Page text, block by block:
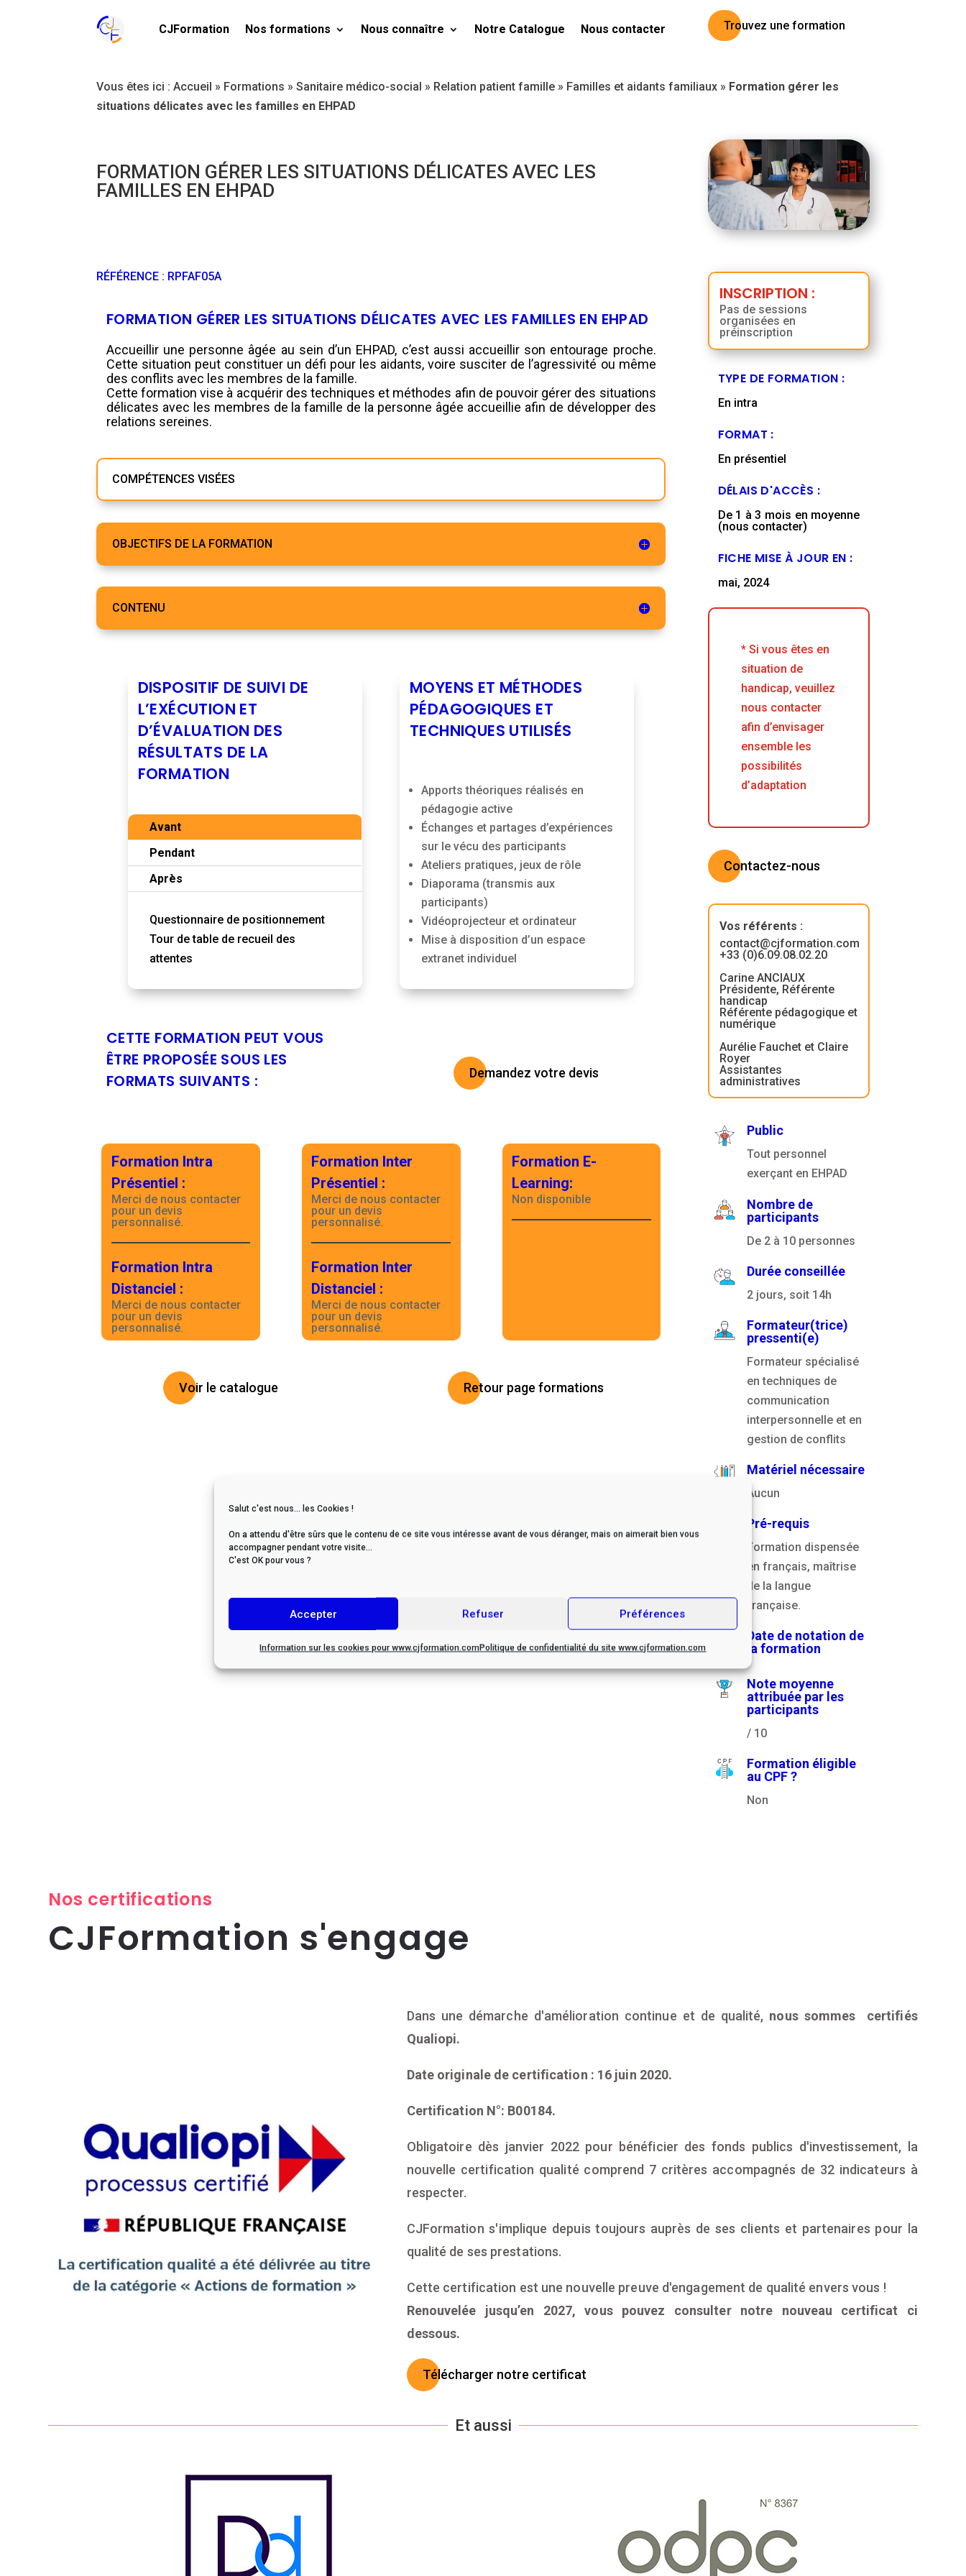
Salut c'est nous... les Cookies !
On a attendu d'être sûrs que le contenu de ce site vous intéresse avant de vous déranger, mais on aimerait bien vous
accompagner pendant votre visite...
C'est OK pour vous ?
Accepter Refuser Préférences
Information sur les cookies pour www.cjformation.comPolitique de confidentialité du site www.cjformation.com
CJFormation Nos formations Nous connaître Notre Catalogue Nous contacter Trouvez une formation
Vous êtes ici :Accueil » Formations »Sanitaire médico-social » Relation patient famille » Familles et aidants familiaux » Formation gérer les
situations délicates avec les familles en EHPAD
FORMATION GÉRER LES SITUATIONS DÉLICATES AVEC LES
FAMILLES EN EHPAD
RÉFÉRENCE : RPFAF05A
FORMATION GÉRER LES SITUATIONS DÉLICATES AVEC LES FAMILLES EN EHPAD
Accueillir une personne âgée au sein d’un EHPAD, c’est aussi accueillir son entourage proche.
Cette situation peut constituer un défi pour les aidants, voire susciter de l’agressivité ou même
des conflits avec les membres de la famille.
Cette formation vise à acquérir des techniques et méthodes afin de pouvoir gérer des situations
délicates avec les membres de la famille de la personne âgée accueillie afin de développer des
relations sereines.
COMPÉTENCES VISÉES
OBJECTIFS DE LA FORMATION
CONTENU
DISPOSITIF DE SUIVI DE
L’EXÉCUTION ET
D’ÉVALUATION DES
RÉSULTATS DE LA
FORMATION
Avant
Pendant
Après
Questionnaire de positionnement
Tour de table de recueil des
attentes
MOYENS ET MÉTHODES
PÉDAGOGIQUES ET
TECHNIQUES UTILISÉS
Apports théoriques réalisés en
pédagogie active
Échanges et partages d’expériences
sur le vécu des participants
Ateliers pratiques, jeux de rôle
Diaporama (transmis aux
participants)
Vidéoprojecteur et ordinateur
Mise à disposition d’un espace
extranet individuel
CETTE FORMATION PEUT VOUS
ÊTRE PROPOSÉE SOUS LES
FORMATS SUIVANTS :
Demandez votre devis
Formation Intra
Présentiel :
Merci de nous contacter
pour un devis
personnalisé.
Formation Intra
Distanciel :
Merci de nous contacter
pour un devis
personnalisé.
Formation Inter
Présentiel :
Merci de nous contacter
pour un devis
personnalisé.
Formation Inter
Distanciel :
Merci de nous contacter
pour un devis
personnalisé.
Formation E-
Learning:
Non disponible
Voir le catalogue Retour page formations
INSCRIPTION :
Pas de sessions
organisées en
préinscription
TYPE DE FORMATION :
En intra
FORMAT :
En présentiel
DÉLAIS D'ACCÈS :
De 1 à 3 mois en moyenne
(nous contacter)
FICHE MISE À JOUR EN :
mai, 2024
* Si vous êtes en
situation de
handicap, veuillez
nous contacter
afin d’envisager
ensemble les
possibilités
d’adaptation
Contactez-nous
Vos référents :
contact@cjformation.com
+33 (0)6.09.08.02.20
Carine ANCIAUX
Présidente, Référente
handicap
Référente pédagogique et
numérique
Aurélie Fauchet et Claire
Royer
Assistantes
administratives
Public
Tout personnel
exerçant en EHPAD
Nombre de
participants
De 2 à 10 personnes
Durée conseillée
2 jours, soit 14h
Formateur(trice)
pressenti(e)
Formateur spécialisé
en techniques de
communication
interpersonnelle et en
gestion de conflits
Matériel nécessaire
Aucun
Pré-requis
Formation dispensée
en français, maîtrise
de la langue
française.
Date de notation de
la formation
Note moyenne
attribuée par les
participants
/ 10
Formation éligible
au CPF ?
Non
Nos certifications
CJFormation s'engage
Dans une démarche d'amélioration continue et de qualité, nous sommes certifiés
Qualiopi.
Date originale de certification : 16 juin 2020.
Certification N°: B00184.
Obligatoire dès janvier 2022 pour bénéficier des fonds publics d'investissement, la
nouvelle certification qualité comprend 7 critères accompagnés de 32 indicateurs à
respecter.
CJFormation s'implique depuis toujours auprès de ses clients et partenaires pour la
qualité de ses prestations.
Cette certification est une nouvelle preuve d'engagement de qualité envers vous !
Renouvelée jusqu’en 2027, vous pouvez consulter notre nouveau certificat ci
dessous.
Télécharger notre certificat
Et aussi